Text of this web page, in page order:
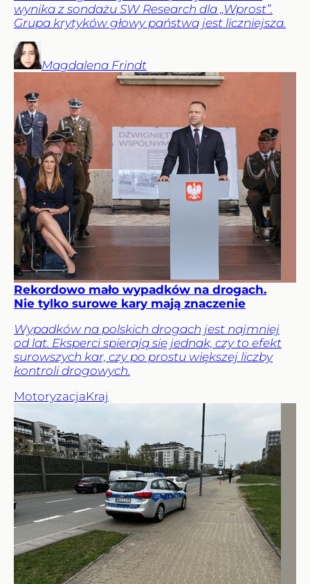
wynika z sondażu SW Research dla „Wprost”.
Grupa krytyków głowy państwa jest liczniejsza.
Magdalena Frindt
Rekordowo mało wypadków na drogach.
Nie tylko surowe kary mają znaczenie
Wypadków na polskich drogach jest najmniej
od lat. Eksperci spierają się jednak, czy to efekt
surowszych kar, czy po prostu większej liczby
kontroli drogowych.
MotoryzacjaKraj